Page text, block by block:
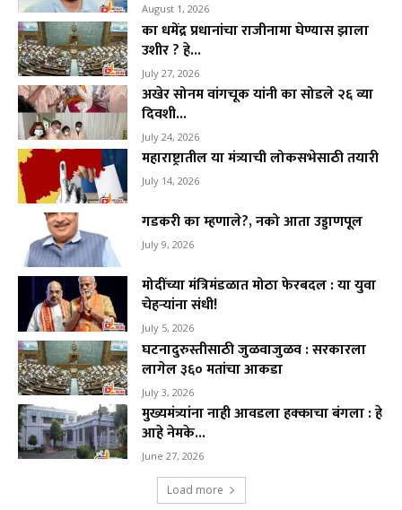
August 1, 2026
का धमेंद्र प्रधानांचा राजीनामा घेण्यास झाला
उशीर ? हे...
July 27, 2026
अखेर सोनम वांगचूक यांनी का सोडले २६ व्या
दिवशी...
July 24, 2026
महाराष्ट्रातील या मंत्र्याची लोकसभेसाठी तयारी
July 14, 2026
गडकरी का म्हणाले?, नको आता उड्डाणपूल
July 9, 2026
मोदींच्या मंत्रिमंडळात मोठा फेरबदल : या युवा
चेहऱ्यांना संधी!
July 5, 2026
घटनादुरुस्तीसाठी जुळवाजुळव : सरकारला
लागेल ३६० मतांचा आकडा
July 3, 2026
मुख्यमंत्र्यांना नाही आवडला हक्काचा बंगला : हे
आहे नेमके...
June 27, 2026
Load more